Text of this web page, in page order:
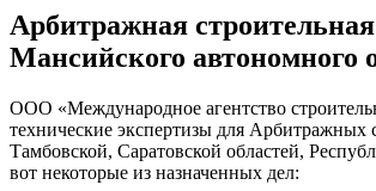
Арбитражная
Мансийского
ООО «Международное агентство
технические экспертизы для
Тамбовской, Саратовской областей,
вот некоторые из назначенных дел: